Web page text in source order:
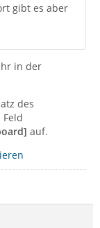
gibt es aber
in der
des
auf.